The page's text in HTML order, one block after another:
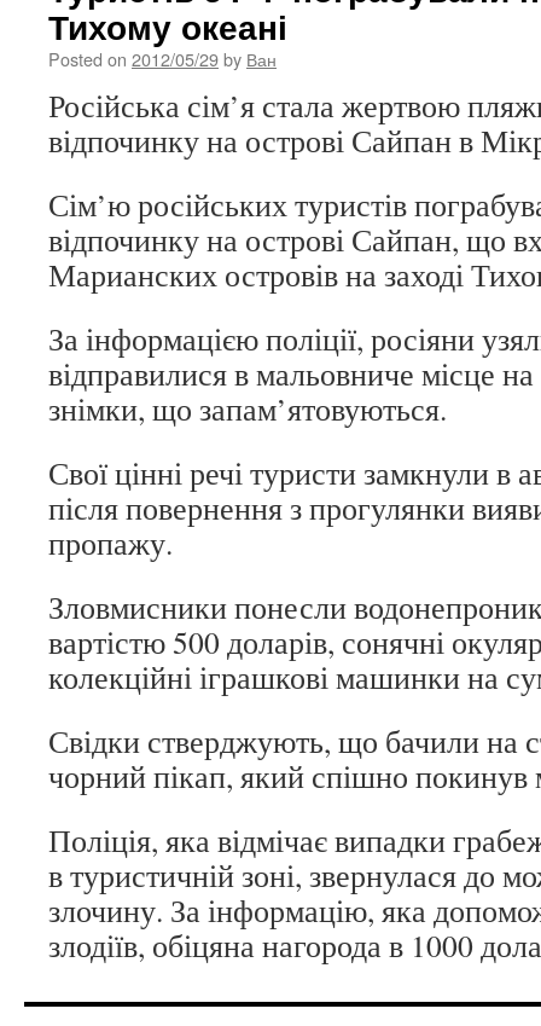
Тихому океані
Posted on 2012/05/29by Ван
Російська сім’я стала жертвою
відпочинку на острові Сайпан в
Сім’ю російських туристів
відпочинку на острові Сайпан, що
Марианских островів на заході
За інформацією поліції, росіяни
відправилися в мальовниче місце
знімки, що запам’ятовуються.
Свої цінні речі туристи замкнули в
після повернення з прогулянки
пропажу.
Зловмисники понесли
вартістю 500 доларів, сонячні
колекційні іграшкові машинки на
Свідки стверджують, що бачили на
чорний пікап, який спішно покинув
Поліція, яка відмічає випадки
в туристичній зоні, звернулася до
злочину. За інформацію, яка
злодіїв, обіцяна нагорода в 1000